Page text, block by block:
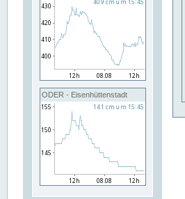
ODER - Eisenhüttenstadt